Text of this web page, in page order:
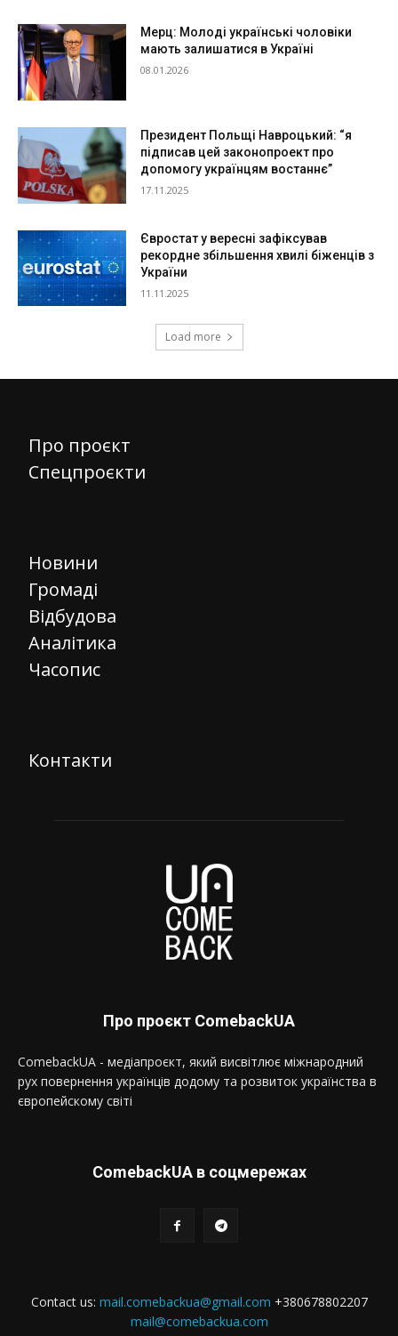
Мерц: Молоді українські чоловіки
мають залишатися в Україні
08.01.2026
Президент Польщі Навроцький: “я
підписав цей законопроект про
допомогу українцям востаннє”
17.11.2025
Євростат у вересні зафіксував
рекордне збільшення хвилі біженців з
України
11.11.2025
Load more
Про проєкт
Спецпроєкти
Новини
Громаді
Відбудова
Аналітика
Часопис
Контакти
Про проєкт ComebackUA
ComebackUA - медіапроєкт, який висвітлює міжнародний
рух повернення українців додому та розвиток українства в
європейскому світі
ComebackUA в соцмережах
Contact us: mail.comebackua@gmail.com +380678802207
mail@comebackua.com